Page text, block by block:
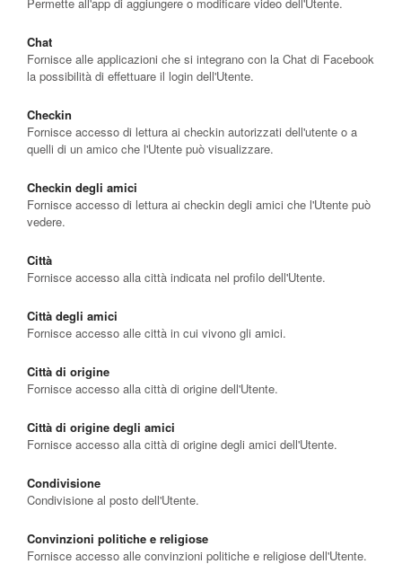
Chat
Fornisce alle applicazioni che si integrano con la Chat di Facebook
la possibilità di effettuare il login dell'Utente.
Checkin
Fornisce accesso di lettura ai checkin autorizzati dell'utente o a
quelli di un amico che l'Utente può visualizzare.
Checkin degli amici
Fornisce accesso di lettura ai checkin degli amici che l'Utente può
vedere.
Città
Fornisce accesso alla città indicata nel profilo dell'Utente.
Città degli amici
Fornisce accesso alle città in cui vivono gli amici.
Città di origine
Fornisce accesso alla città di origine dell'Utente.
Città di origine degli amici
Fornisce accesso alla città di origine degli amici dell'Utente.
Condivisione
Condivisione al posto dell'Utente.
Convinzioni politiche e religiose
Fornisce accesso alle convinzioni politiche e religiose dell'Utente.